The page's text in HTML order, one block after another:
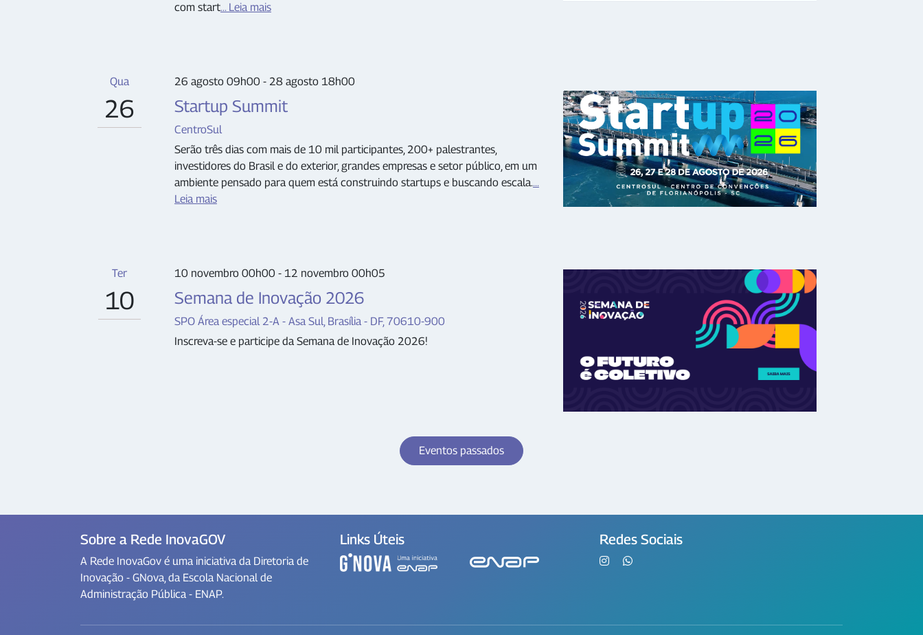
com start... Leia mais
Qua
26
26 agosto 09h00 - 28 agosto 18h00
Startup Summit
CentroSul
Serão três dias com mais de 10 mil participantes, 200+ palestrantes,
investidores do Brasil e do exterior, grandes empresas e setor público, em um
ambiente pensado para quem está construindo startups e buscando escala....
Leia mais
Ter
10
10 novembro 00h00 - 12 novembro 00h05
Semana de Inovação 2026
SPO Área especial 2-A - Asa Sul, Brasília - DF, 70610-900
Inscreva-se e participe da Semana de Inovação 2026!
Eventos passados
Sobre a Rede InovaGOV
A Rede InovaGov é uma iniciativa da Diretoria de
Inovação - GNova, da Escola Nacional de
Administração Pública - ENAP.
Links Úteis Redes Sociais